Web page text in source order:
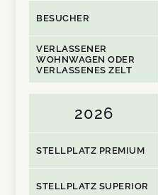
BESUCHER
VERLASSENER
WOHNWAGEN ODER
VERLASSENES ZELT
2026
STELLPLATZ PREMIUM
STELLPLATZ SUPERIOR